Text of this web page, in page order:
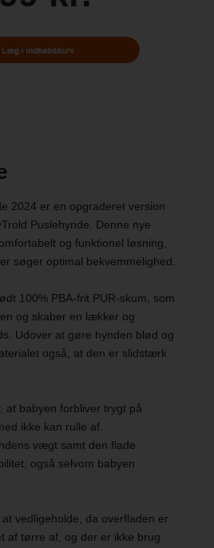
2024 er en opgraderet version
Puslehynde. Denne nye
og funktionel løsning,
søger optimal bekvemmelighed.
100% PBA-frit PUR-skum, som
og skaber en lækker og
Udover at gøre hynden blød og
også, at den er slidstærk
at babyen forbliver trygt på
ikke kan rulle af.
vægt samt den flade
også selvom babyen
vedligeholde, da overfladen er
af tørre af, og der er ikke brug